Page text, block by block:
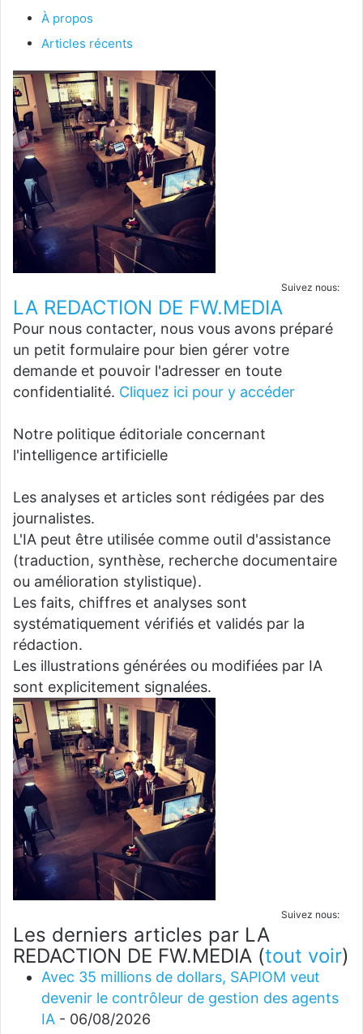
À propos
Articles récents
Suivez nous:
LA REDACTION DE FW.MEDIA
Pour nous contacter, nous vous avons préparé
un petit formulaire pour bien gérer votre
demande et pouvoir l'adresser en toute
confidentialité. Cliquez ici pour y accéder
Notre politique éditoriale concernant
l'intelligence artificielle
Les analyses et articles sont rédigées par des
journalistes.
L'IA peut être utilisée comme outil d'assistance
(traduction, synthèse, recherche documentaire
ou amélioration stylistique).
Les faits, chiffres et analyses sont
systématiquement vérifiés et validés par la
rédaction.
Les illustrations générées ou modifiées par IA
sont explicitement signalées.
Suivez nous:
Les derniers articles par LA
REDACTION DE FW.MEDIA (tout voir)
Avec 35 millions de dollars, SAPIOM veut
devenir le contrôleur de gestion des agents
IA - 06/08/2026